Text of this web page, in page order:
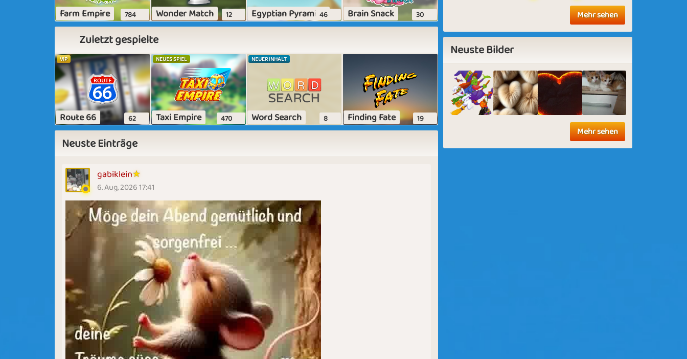
Farm Empire 784 Wonder Match 12 Egyptian Pyramids
46 Brain Snack 30
Zuletzt gespielte
VIP
Route 66 62
NEUES SPIEL
Taxi Empire 470
NEUER INHALT
Word Search 8 Finding Fate 19
Neuste Einträge
gabiklein
6. Aug, 2026 17:41
Mehr sehen
Neuste Bilder
Mehr sehen